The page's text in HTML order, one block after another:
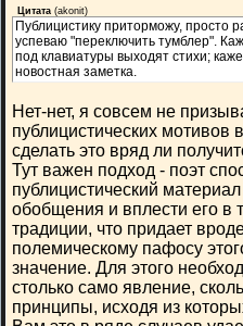
Цитата (akonit)
Публицистику приторможу, просто
успеваю "переключить тумблер".
под клавиатуры выходят стихи;
новостная заметка.
Нет-нет, я совсем не
публицистических мотивов
сделать это вряд ли
Тут важен подход - поэт
публицистический
обобщения и вплести его в
традиции, что придает
полемическому пафосу
значение. Для этого
столько само явление,
принципы, исходя из